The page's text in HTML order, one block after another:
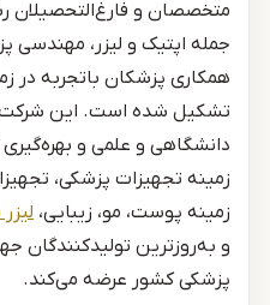
متخصصان و فارغ‌التحصیلان
جمله اپتیک و لیزر، مهندسی
همکاری پزشکان باتجربه در
تشکیل شده است. این شرکت
دانشگاهی و علمی و
زمینه تجهیزات پزشکی،
زمینه پوست، مو، زیبایی،
و به‌روزترین تولیدکنندگان
پزشکی کشور عرضه می‌کند.